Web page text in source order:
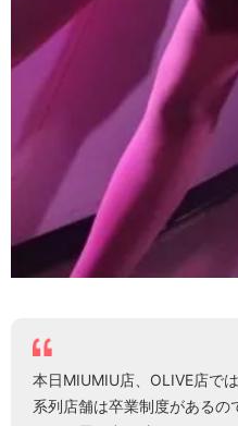
本日MIUMIU店、OLIVE店で
系列店舗は卒業制度があるの